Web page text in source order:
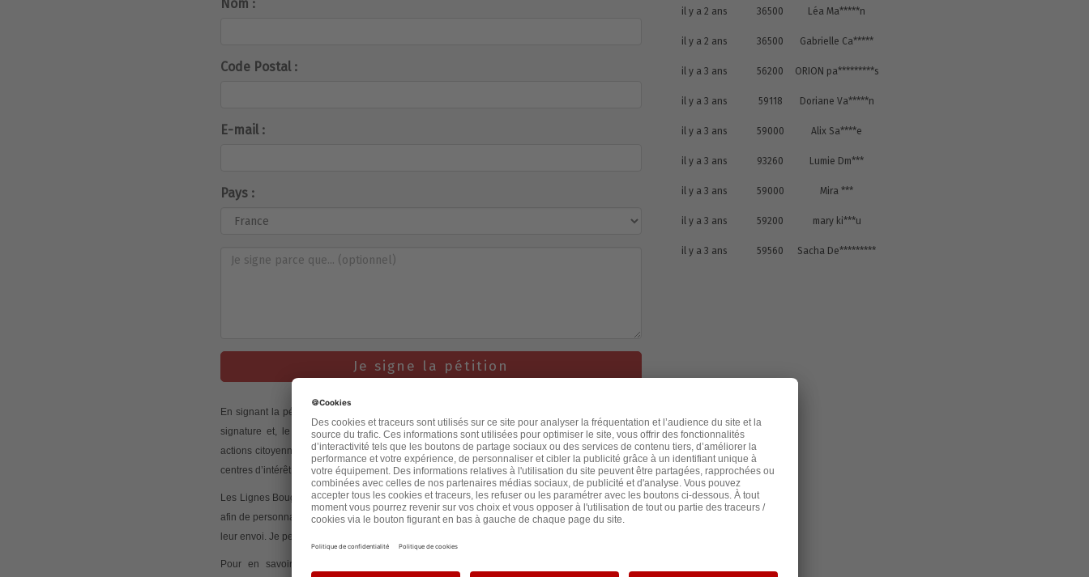
Nom :
Code Postal :
E-mail :
Pays :
Je signe la pétition
En signant la pétition, j’accepte que Les Lignes Bougent traite mes données afin de gérer ma
signature et, le cas échéant, mon commentaire. J’accepte également d’être informé(e) des
actions citoyennes initiées via Les Lignes Bougent et de recevoir des contenus adaptés à mes
centres d’intérêt.
Les Lignes Bougent peut mesurer si et quand j’ouvre ses emails, au moyen de pixels de suivi,
afin de personnaliser les contenus proposés et d’optimiser la fréquence ainsi que le moment de
leur envoi. Je peux retirer mon consentement à tout moment.
Pour en savoir plus sur ces traitements et sur mes droits, je consulte la
il y a 2 ans 36500 Léa Ma*****n
il y a 2 ans 36500 Gabrielle Ca*****
il y a 3 ans 56200 ORION pa*********s
il y a 3 ans 59118 Doriane Va*****n
il y a 3 ans 59000 Alix Sa****e
il y a 3 ans 93260 Lumie Dm***
il y a 3 ans 59000 Mira ***
il y a 3 ans 59200 mary ki***u
il y a 3 ans 59560 Sacha De*********